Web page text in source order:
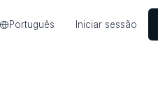
Português Iniciar sessão